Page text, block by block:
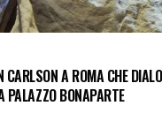
CARLSON A ROMA CHE
PALAZZO BONAPARTE